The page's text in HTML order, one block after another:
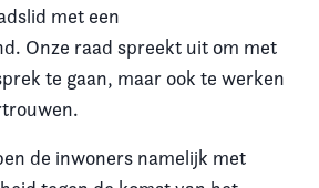
met een
Onze raad spreekt uit om met
te gaan, maar ook te werken
de inwoners namelijk met